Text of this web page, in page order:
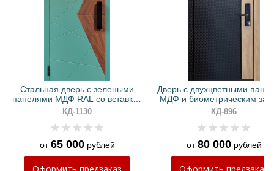
Хочу такую
Хочу такую
Стальная дверь с зелеными
панелями МДФ RAL со вставкой
ПВХ и биометрическим замком
КД-1130
от65 000рублей
Оформить предзаказ
Дверь с двухцветными
МДФ и биометрическим
КД-896
от80 000рублей
Оформить предзаказ